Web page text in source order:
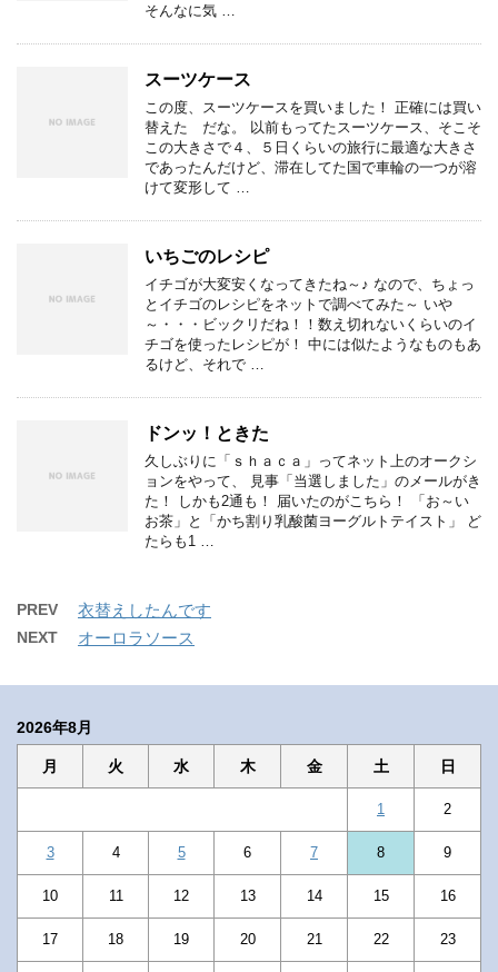
そんなに気 …
スーツケース
この度、スーツケースを買いました！ 正確には買い
替えた だな。 以前もってたスーツケース、そこそ
この大きさで４、５日くらいの旅行に最適な大きさ
であったんだけど、滞在してた国で車輪の一つが溶
けて変形して …
いちごのレシピ
イチゴが大変安くなってきたね～♪ なので、ちょっ
とイチゴのレシピをネットで調べてみた～ いや
～・・・ビックリだね！！数え切れないくらいのイ
チゴを使ったレシピが！ 中には似たようなものもあ
るけど、それで …
ドンッ！ときた
久しぶりに「ｓｈａｃａ」ってネット上のオークシ
ョンをやって、 見事「当選しました」のメールがき
た！ しかも2通も！ 届いたのがこちら！ 「お～い
お茶」と「かち割り乳酸菌ヨーグルトテイスト」 ど
たらも1 …
PREV 衣替えしたんです
NEXT オーロラソース
2026年8月
月 火 水 木 金 土 日
1 2
3 4 5 6 7 8 9
10 11 12 13 14 15 16
17 18 19 20 21 22 23